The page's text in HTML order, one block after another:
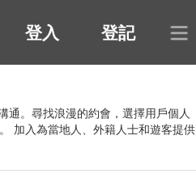
登入 登記
通。尋找浪漫的約會，選擇用戶個人
加入為當地人、外籍人士和遊客提供